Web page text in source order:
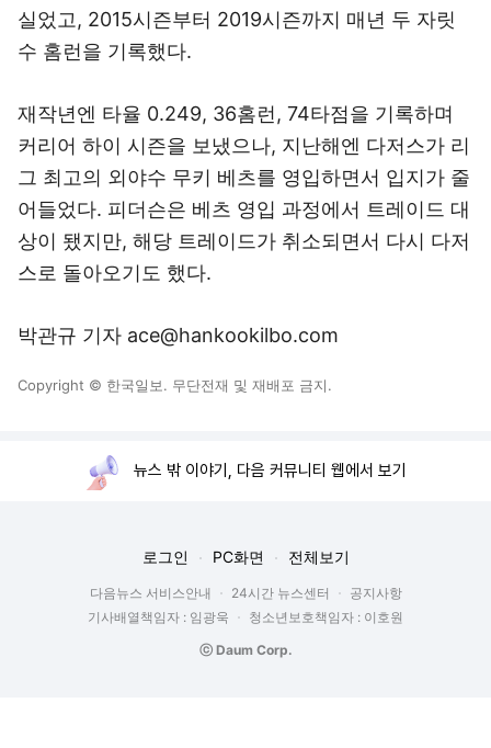
실었고, 2015시즌부터 2019시즌까지 매년 두 자릿
수 홈런을 기록했다.
재작년엔 타율 0.249, 36홈런, 74타점을 기록하며
커리어 하이 시즌을 보냈으나, 지난해엔 다저스가 리
그 최고의 외야수 무키 베츠를 영입하면서 입지가 줄
어들었다. 피더슨은 베츠 영입 과정에서 트레이드 대
상이 됐지만, 해당 트레이드가 취소되면서 다시 다저
스로 돌아오기도 했다.
박관규 기자 ace@hankookilbo.com
Copyright © 한국일보. 무단전재 및 재배포 금지.
뉴스 밖 이야기, 다음 커뮤니티 웹에서 보기
로그인 PC화면 전체보기
다음뉴스 서비스안내 24시간 뉴스센터
공지사항
기사배열책임자 : 임광욱
청소년보호책임자 : 이호원
ⓒ Daum Corp.